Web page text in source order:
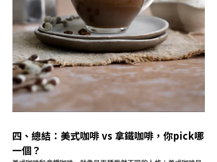
四、總結：美式咖啡 vs 拿鐵咖啡，你pick哪
一個？